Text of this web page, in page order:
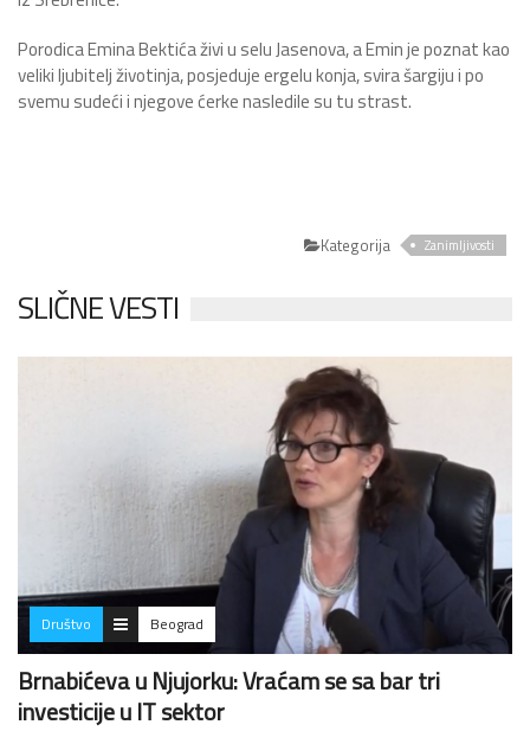
Porodica Emina Bektića živi u selu Jasenova, a Emin je poznat kao
veliki ljubitelj životinja, posjeduje ergelu konja, svira šargiju i po
svemu sudeći i njegove ćerke nasledile su tu strast.
Kategorija Zanimljivosti
SLIČNE VESTI
Društvo Beograd
Brnabićeva u Njujorku: Vraćam se sa bar tri
investicije u IT sektor